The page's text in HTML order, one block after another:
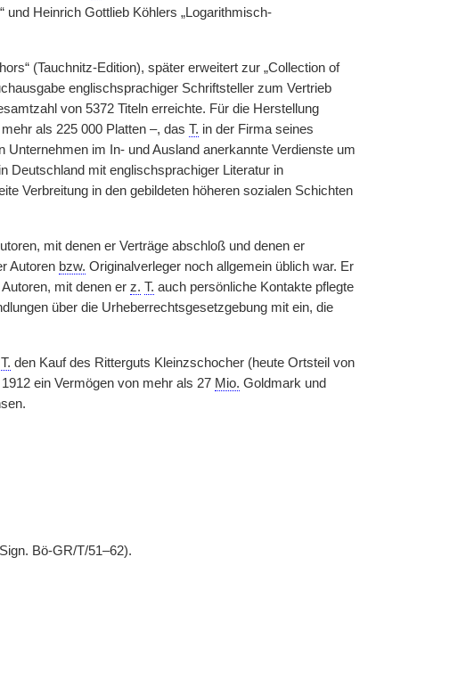
Heinrich Gottlieb Köhlers „Logarithmisch-
(Tauchnitz-Edition), später erweitert zur „Collection of
englischsprachiger Schriftsteller zum Vertrieb
von 5372 Titeln erreichte. Für die Herstellung
als 225 000 Platten –, das T. in der Firma seines
im In- und Ausland anerkannte Verdienste um
Deutschland mit englischsprachiger Literatur in
Verbreitung in den gebildeten höheren sozialen Schichten
mit denen er Verträge abschloß und denen er
Autoren bzw. Originalverleger noch allgemein üblich war. Er
Autoren, mit denen er z. T. auch persönliche Kontakte pflegte
über die Urheberrechtsgesetzgebung mit ein, die
T. den Kauf des Ritterguts Kleinzschocher (heute Ortsteil von
ein Vermögen von mehr als 27 Mio. Goldmark und
Bö-GR/T/51–62).